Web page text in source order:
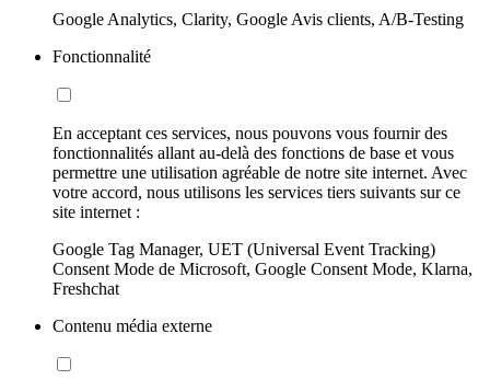
Google Analytics, Clarity, Google Avis clients, A/B-Testing
Fonctionnalité
En acceptant ces services, nous pouvons vous fournir des
fonctionnalités allant au-delà des fonctions de base et vous
permettre une utilisation agréable de notre site internet. Avec
votre accord, nous utilisons les services tiers suivants sur ce
site internet :
Google Tag Manager, UET (Universal Event Tracking)
Consent Mode de Microsoft, Google Consent Mode, Klarna,
Freshchat
Contenu média externe